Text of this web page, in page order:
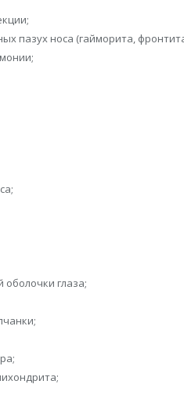
пазух носа (гайморита,
оболочки глаза;